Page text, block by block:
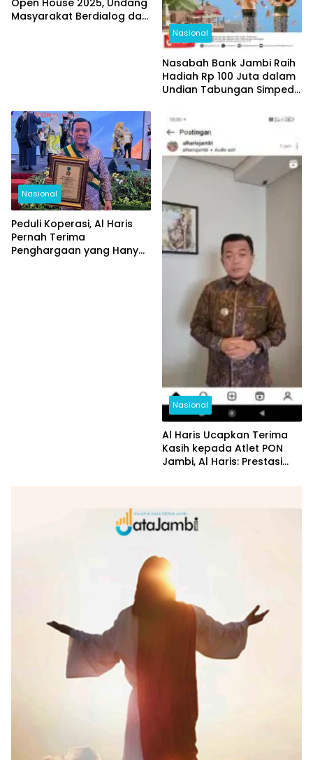
Masyarakat Berdialog dan
Nasional
Nasabah Bank Jambi Raih
Hadiah Rp 100 Juta dalam
Undian Tabungan Simpeda
Nasional
Peduli Koperasi, Al Haris
Pernah Terima
Penghargaan yang Hanya
Nasional
Al Haris Ucapkan Terima
Kasih kepada Atlet PON
Jambi, Al Haris: Prestasi